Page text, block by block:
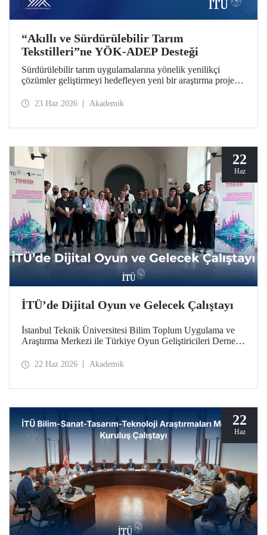
“Akıllı ve Sürdürülebilir Tarım
Tekstilleri”ne YÖK-ADEP Desteği
Sürdürülebilir tarım uygulamalarına yönelik yenilikçi
çözümler geliştirmeyi hedefleyen yeni bir araştırma projesi,
değerli ürünlere dönüştürülmesini amaçlayan çalışma;
23 Haz 2026 Akademik
22
Haz
İTÜ’de Dijital Oyun ve Gelecek Çalıştayı
İstanbul Teknik Üniversitesi Bilim Toplum Uygulama ve
Araştırma Merkezi ile Türkiye Oyun Geliştiricileri Derneği
Gelecek Çalıştayı”, 17 Haziran 2026 tarihinde İTÜ
22 Haz 2026 Akademik
22
Haz